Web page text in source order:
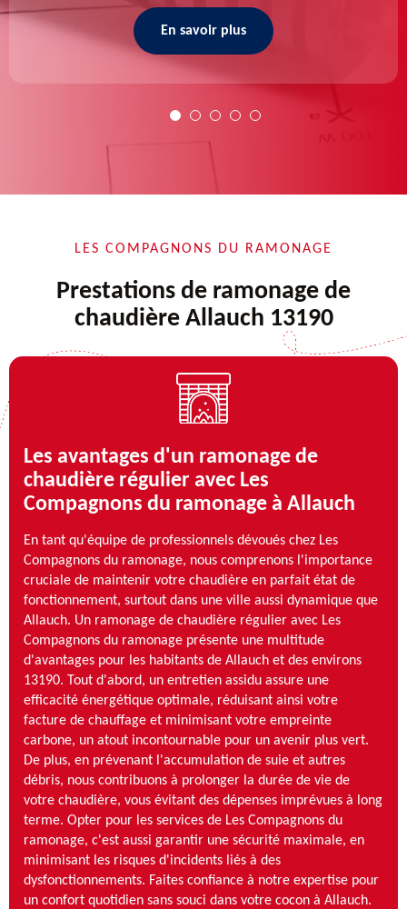
En savoir plus
LES COMPAGNONS DU RAMONAGE
Prestations de ramonage de
chaudière Allauch 13190
Les avantages d'un ramonage de
chaudière régulier avec Les
Compagnons du ramonage à Allauch
En tant qu'équipe de professionnels dévoués chez Les
Compagnons du ramonage, nous comprenons l'importance
cruciale de maintenir votre chaudière en parfait état de
fonctionnement, surtout dans une ville aussi dynamique que
Allauch. Un ramonage de chaudière régulier avec Les
Compagnons du ramonage présente une multitude
d'avantages pour les habitants de Allauch et des environs
13190. Tout d'abord, un entretien assidu assure une
efficacité énergétique optimale, réduisant ainsi votre
facture de chauffage et minimisant votre empreinte
carbone, un atout incontournable pour un avenir plus vert.
De plus, en prévenant l'accumulation de suie et autres
débris, nous contribuons à prolonger la durée de vie de
votre chaudière, vous évitant des dépenses imprévues à long
terme. Opter pour les services de Les Compagnons du
ramonage, c'est aussi garantir une sécurité maximale, en
minimisant les risques d'incidents liés à des
dysfonctionnements. Faites confiance à notre expertise pour
un confort quotidien sans souci dans votre cocon à Allauch.